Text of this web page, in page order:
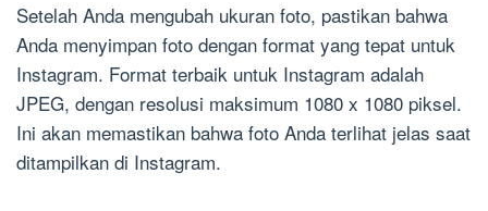
Setelah Anda mengubah ukuran foto, pastikan bahwa
Anda menyimpan foto dengan format yang tepat untuk
Instagram. Format terbaik untuk Instagram adalah
JPEG, dengan resolusi maksimum 1080 x 1080 piksel.
Ini akan memastikan bahwa foto Anda terlihat jelas saat
ditampilkan di Instagram.